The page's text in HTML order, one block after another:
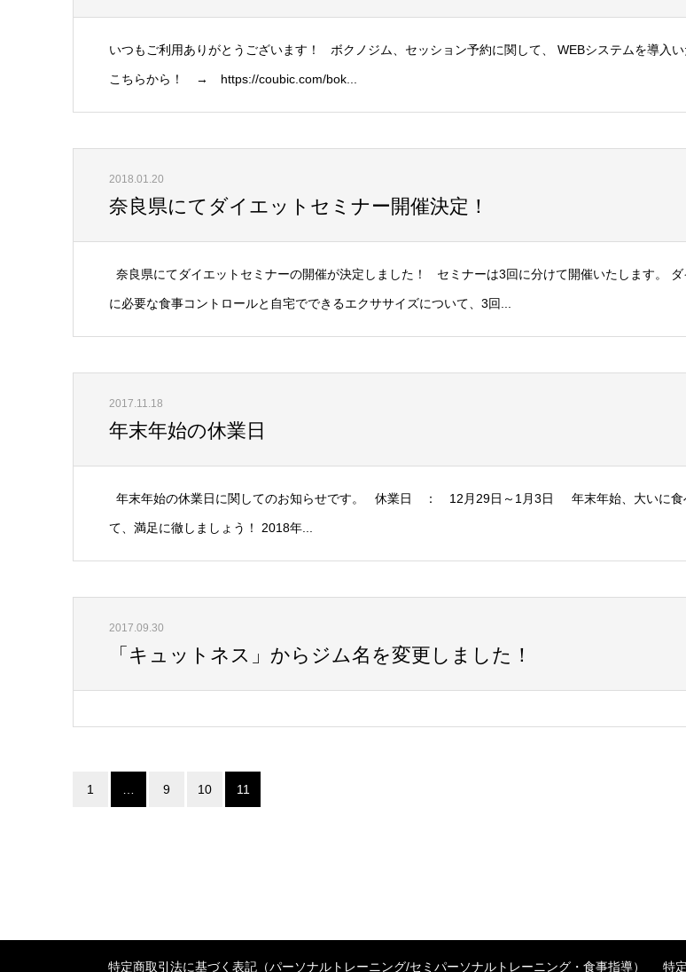
いつもご利用ありがとうございます！ ボクノジム、セッション予約に関して、 WEBシステムを導入
こちらから！ → https://coubic.com/bok...
2018.01.20
奈良県にてダイエットセミナー開催決定！
奈良県にてダイエットセミナーの開催が決定しました！ セミナーは3回に分けて開催いたします。 ダ
に必要な食事コントロールと自宅でできるエクササイズについて、3回...
2017.11.18
年末年始の休業日
年末年始の休業日に関してのお知らせです。 休業日 ： 12月29日～1月3日 年末年始、大いに食
て、満足に徹しましょう！ 2018年...
2017.09.30
「キュットネス」からジム名を変更しました！
1 9 10 11
特定商取引法に基づく表記（パーソナルトレーニング/セミパーソナルトレーニング・食事指導） 特